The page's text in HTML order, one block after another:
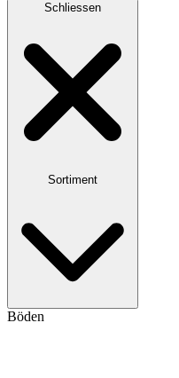
Schliessen
Sortiment
Böden